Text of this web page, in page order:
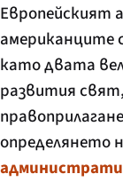
Европейският
американците
като двата
развития
определянето